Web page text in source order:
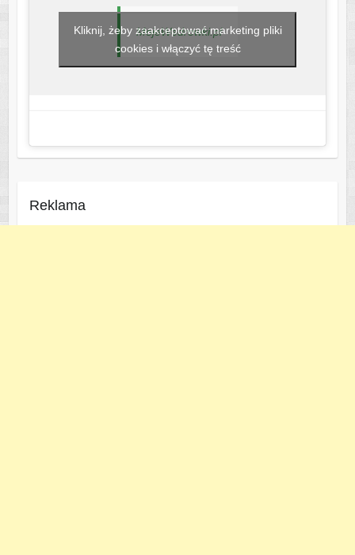
MojeWedrowki.pl
Kliknij, żeby zaakceptować marketing pliki
cookies i włączyć tę treść
Reklama